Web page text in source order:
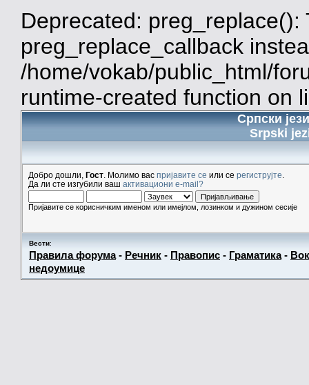
Deprecated:
preg_replace_callback
/home/vokab/public_html/
runtime-created function on
Српски
Srpski
Добро дошли, Гост . Молимо вас пријавите се или се региструјте
Да ли сте изгубили ваш активациони e-mail?
Пријавите се корисничким именом или имејлом, лозинком и дужином сесије
Вести:
Правила форума- Речник - Правопис - Граматика-
недоумице